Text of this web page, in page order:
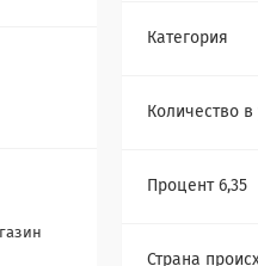
Категория
Количество в
Процент 6,35
Страна